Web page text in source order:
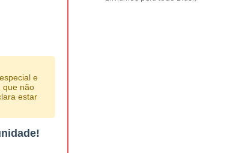
e
que não
estar